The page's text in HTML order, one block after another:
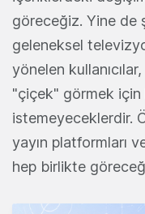
göreceğiz. Yine de
geleneksel
yönelen
"çiçek" görmek
istemeyeceklerdir.
yayın platformları
hep birlikte